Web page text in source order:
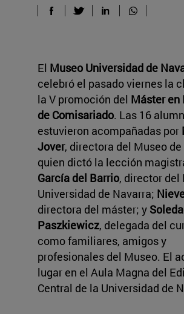
El Museo Universidad de
celebró el pasado viernes la
la V promoción del Máster en
de Comisariado. Las 16
estuvieron acompañadas por
Jover, directora del Museo de
quien dictó la lección
García del Barrio, director del
Universidad de Navarra;
directora del máster; y
Paszkiewicz, delegada del
como familiares, amigos y
profesionales del Museo. El
lugar en el Aula Magna del
Central de la Universidad de